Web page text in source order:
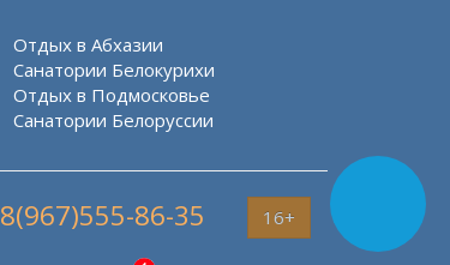
Отдых в Абхазии
Санатории Белокурихи
Отдых в Подмосковье
Санатории Белоруссии
8(967)555-86-35 16+